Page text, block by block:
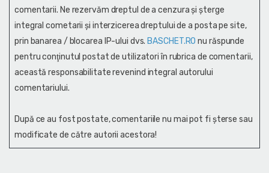
comentarii. Ne rezervăm dreptul de a cenzura și şterge
integral cometarii și interzicerea dreptului de a posta pe site,
prin banarea / blocarea IP-ului dvs. BASCHET.RO nu răspunde
pentru conţinutul postat de utilizatori în rubrica de comentarii,
această responsabilitate revenind integral autorului
comentariului.
După ce au fost postate, comentariile nu mai pot fi șterse sau
modificate de către autorii acestora!